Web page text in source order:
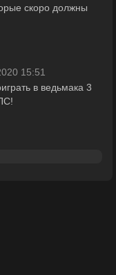
скоро должны
15:51
в ведьмака 3